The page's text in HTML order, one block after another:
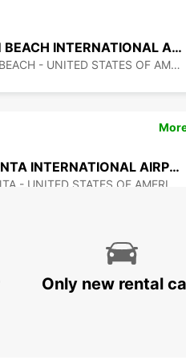
PALM BEACH INTERNATIONAL AIRPORT
PALM BEACH - UNITED STATES OF AMERICA
ATLANTA INTERNATIONAL AIRPORT
JUAREZ
Only new rental